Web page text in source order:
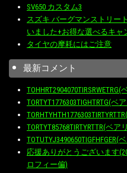
SV650 カスタム3
スズキ バーグマンストリー
いました+お得な選べるキャ
タイヤの摩耗にはご注意
最新コメント
TORTYT1776303TIGHTRTG(ベ
TORTYT85768TIRTYRTTR(ベア
TOTUTYJ3490650TIGFHFGER(
応援ありがとうございます
ロフィー偏)